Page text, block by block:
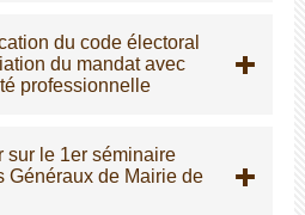
du code électoral
du mandat avec
professionnelle
sur le 1er séminaire
Généraux de Mairie de